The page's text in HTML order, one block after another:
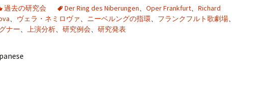
過去の研究会 Der Ring des Niberungen、 Oper Frankfurt、 Richard
、 ヴェラ・ネミロヴァ、 ニーベルングの指環、 フランクフルト歌劇場、
ナー、 上演分析、 研究例会、 研究発表